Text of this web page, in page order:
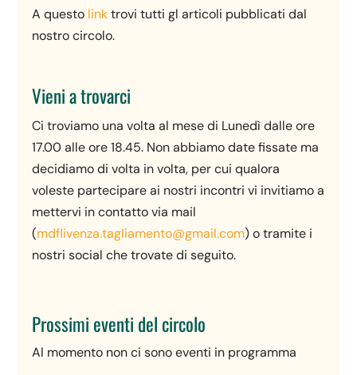
A questo linktrovi tutti gl articoli pubblicati dal
nostro circolo.
Vieni a trovarci
Ci troviamo una volta al mese di Lunedì dalle ore
17.00 alle ore 18.45. Non abbiamo date fissate ma
decidiamo di volta in volta, per cui qualora
voleste partecipare ai nostri incontri vi invitiamo a
mettervi in contatto via mail
(mdflivenza.tagliamento@gmail.com) o tramite i
nostri social che trovate di seguito.
Prossimi eventi del circolo
Al momento non ci sono eventi in programma